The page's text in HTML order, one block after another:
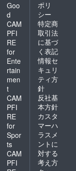
Goo
d
CAM
PFI
RE
for
Ente
rtain
men
t
CAM
PFI
RE
for
Spor
ts
CAM
PFI
ポリ
シー
特定商
取引法
に基づ
く表記
情報セ
キュリ
ティ方
針
反社基
本方針
カスタ
マーハ
ラスメ
ントに
対する
考え方